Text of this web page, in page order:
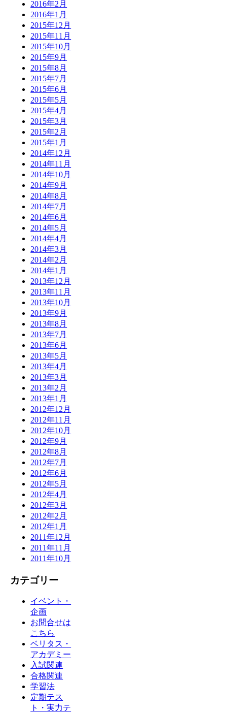
2016年2月
2016年1月
2015年12月
2015年11月
2015年10月
2015年9月
2015年8月
2015年7月
2015年6月
2015年5月
2015年4月
2015年3月
2015年2月
2015年1月
2014年12月
2014年11月
2014年10月
2014年9月
2014年8月
2014年7月
2014年6月
2014年5月
2014年4月
2014年3月
2014年2月
2014年1月
2013年12月
2013年11月
2013年10月
2013年9月
2013年8月
2013年7月
2013年6月
2013年5月
2013年4月
2013年3月
2013年2月
2013年1月
2012年12月
2012年11月
2012年10月
2012年9月
2012年8月
2012年7月
2012年6月
2012年5月
2012年4月
2012年3月
2012年2月
2012年1月
2011年12月
2011年11月
2011年10月
カテゴリー
イベント・
企画
お問合せは
こちら
ベリタス・
アカデミー
入試関連
合格関連
学習法
定期テス
ト・実力テ